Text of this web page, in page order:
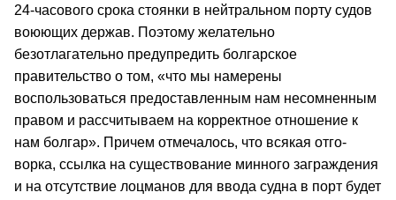
24‑часового срока стоянки в нейтральном порту судов
воюющих держав. Поэтому жела­тельно
безотлагательно предупредить болгарское
правительство о том, «что мы намерены
воспользоваться предоставленным нам несомненным
правом и рассчитываем на корректное отношение к
нам болгар». Причем отмечалось, что всякая отго­
ворка, ссылка на существование мин­ного заграждения
и на отсутствие лоцманов для ввода судна в порт будет